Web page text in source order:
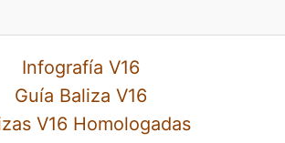
Infografía V16
Guía Baliza V16
V16 Homologadas